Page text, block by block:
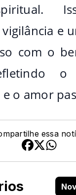
e
com o
o
o amor
essa